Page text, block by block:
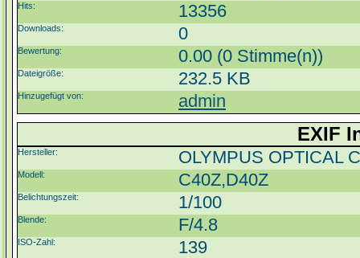
Hits: 13356
Downloads: 0
Bewertung: 0.00 (0 Stimme(n))
Dateigröße: 232.5 KB
Hinzugefügt von: admin
EXIF
Hersteller: OLYMPUS OPTICAL
Modell: C40Z,D40Z
Belichtungszeit: 1/100
Blende: F/4.8
ISO-Zahl: 139